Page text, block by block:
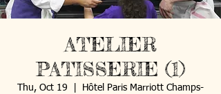
ATELIER
PATISSERIE (1)
Thu, Oct 19
Hôtel Paris Marriott Champs-